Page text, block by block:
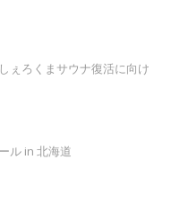
ぇろくまサウナ復活に向け
ル in 北海道